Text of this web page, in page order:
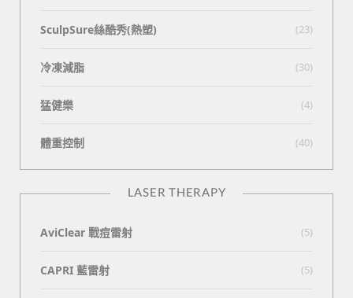
SculpSure絲酷秀(熱塑) (23)
冷凍減脂 (30)
猛健樂 (4)
體重控制 (40)
LASER THERAPY
AviClear 戰痘雷射 (5)
CAPRI 藍雷射 (5)